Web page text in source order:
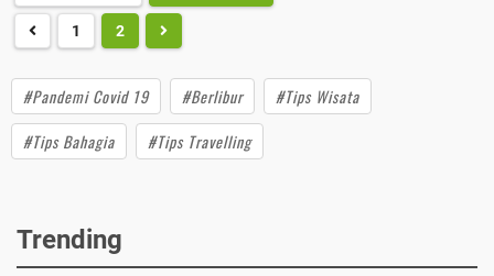
1 2
#Pandemi Covid 19 #Berlibur
#Tips Wisata
#Tips Bahagia
#Tips Travelling
Trending